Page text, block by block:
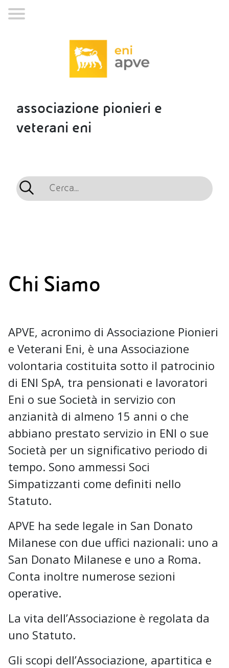
associazione pionieri e
veterani eni
Chi Siamo
APVE, acronimo di Associazione Pionieri
e Veterani Eni, è una Associazione
volontaria costituita sotto il patrocinio
di ENI SpA, tra pensionati e lavoratori
Eni o sue Società in servizio con
anzianità di almeno 15 anni o che
abbiano prestato servizio in ENI o sue
Società per un significativo periodo di
tempo. Sono ammessi Soci
Simpatizzanti come definiti nello
Statuto.
APVE ha sede legale in San Donato
Milanese con due uffici nazionali: uno a
San Donato Milanese e uno a Roma.
Conta inoltre numerose sezioni
operative.
La vita dell’Associazione è regolata da
uno Statuto.
Gli scopi dell’Associazione, apartitica e